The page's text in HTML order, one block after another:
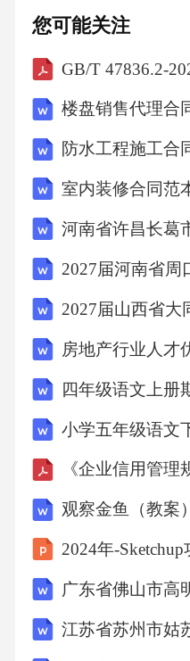
销，建立自有外送平
来：美味可视化赋能
鲜得来排骨年糕店，
体由著名书法家任政
资产和记忆点，也是
素。聚焦“鲜得来”建“
境，将常用俚语与美
作的过程，让人们从
小今成为上海特色地
有中商部颁发的“中华
国际乳品品牌安佳开
研发出芝士小方、抹
国文化元素开发伴手
出“柿柿如意”业。通
乔家栅使得订单支付
“鲜”获得当下最时尚
结果，进行Z-sc）；
您可能关注
楼盘销售代理合
防水工程施工合
室内装修合同范
小学五年级语文
《企业信用管理
2024年-